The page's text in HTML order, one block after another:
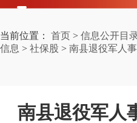
当前位置： 首页 > 信息公开目
信息 > 社保股 > 南县退役军人
南县退役军人